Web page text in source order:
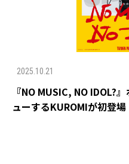
2025.10.21
『NO MUSIC, NO IDOL?
ューするKUROMIが初登場